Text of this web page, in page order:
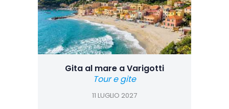
Gita al mare a Varigotti
Tour e gite
11 LUGLIO 2027